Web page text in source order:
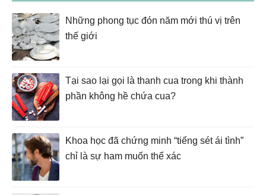
Những phong tục đón năm mới thú vị trên
thế giới
Tại sao lại gọi là thanh cua trong khi thành
phần không hề chứa cua?
Khoa học đã chứng minh “tiếng sét ái tình”
chỉ là sự ham muốn thể xác